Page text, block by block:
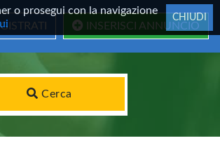
o prosegui con la navigazione
CHIUDI
INSERISCI ANNUNCIO
Cerca